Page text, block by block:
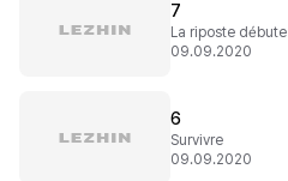
7
La riposte débute
09.09.2020
6
Survivre
09.09.2020